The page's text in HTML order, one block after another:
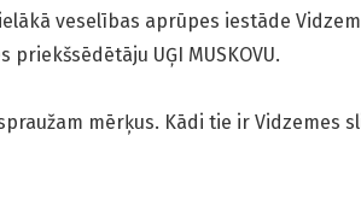
veselības aprūpes iestāde
UĢI MUSKOVU.
mērķus. Kādi tie ir Vidzemes